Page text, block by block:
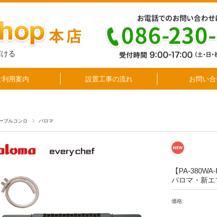
る
利用案内 設置工事の流れ お問い
ブルコンロ パロマ
【PA-
パロマ・新
価格: